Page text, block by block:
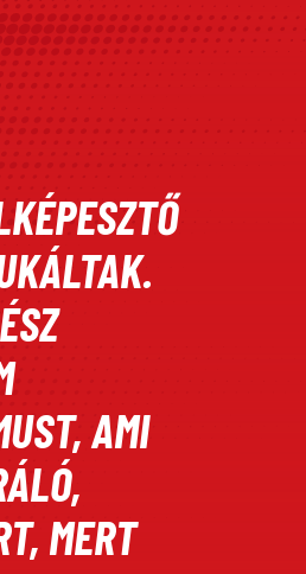
AMI
MERT